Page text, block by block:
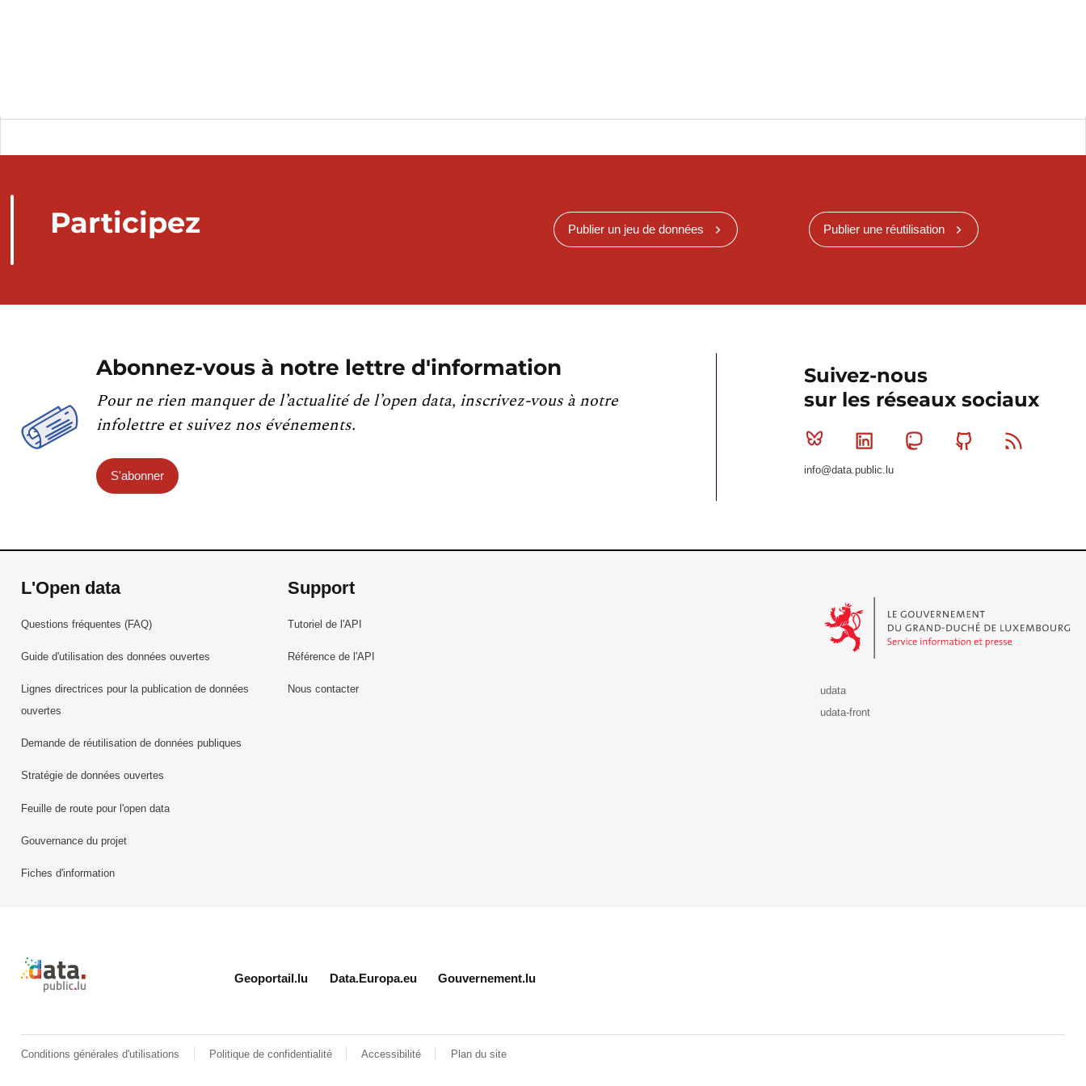
Participez Publier un jeu de données Publier une réutilisation
Abonnez-vous à notre lettre d'information
Pour ne rien manquer de l’actualité de l’open data, inscrivez-vous à notre
infolettre et suivez nos événements.
S'abonner
Suivez-nous
sur les réseaux sociaux
Bluesky Linkedin MastodonGithub
info@data.public.lu
L'Open data
Questions fréquentes (FAQ)
Guide d'utilisation des données ouvertes
Lignes directrices pour la publication de données
ouvertes
Demande de réutilisation de données publiques
Stratégie de données ouvertes
Feuille de route pour l'open data
Gouvernance du projet
Fiches d'information
Support
Tutoriel de l'API
Référence de l'API
Nous contacter
udata
udata-front
Retour à l'accueil de data.public.lu
Geoportail.lu Data.Europa.eu Gouvernement.lu
Conditions générales d'utilisations Politique de confidentialité Accessibilité Plan du site